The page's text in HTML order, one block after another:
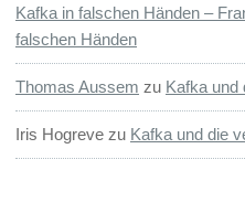
Kafka in falschen Händen –
falschen Händen
Thomas Aussem zu Kafka und
Iris Hogreve zu Kafka und die